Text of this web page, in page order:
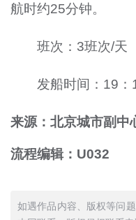
航时约25分钟。
班次：3班次/天
发船时间：19
来源：北京城市副中
流程编辑：U032
如遇作品内容、版权等问